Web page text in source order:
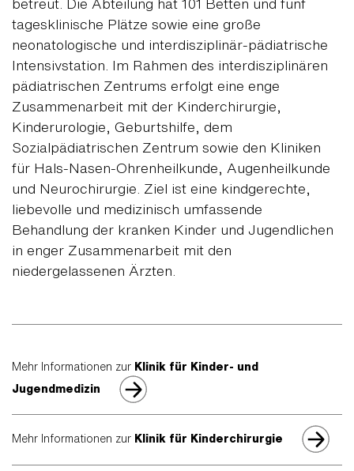
betreut. Die Abteilung hat 101 Betten und fünf
tagesklinische Plätze sowie eine große
neonatologische und interdisziplinär-pädiatrische
Intensivstation. Im Rahmen des interdisziplinären
pädiatrischen Zentrums erfolgt eine enge
Zusammenarbeit mit der Kinderchirurgie,
Kinderurologie, Geburtshilfe, dem
Sozialpädiatrischen Zentrum sowie den Kliniken
für Hals-Nasen-Ohrenheilkunde, Augenheilkunde
und Neurochirurgie. Ziel ist eine kindgerechte,
liebevolle und medizinisch umfassende
Behandlung der kranken Kinder und Jugendlichen
in enger Zusammenarbeit mit den
niedergelassenen Ärzten.
Mehr Informationen zur Klinik für Kinder- und
Jugendmedizin
Mehr Informationen zur Klinik für Kinderchirurgie